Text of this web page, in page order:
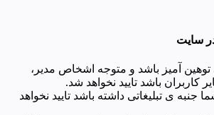
سایت
توهین آمیز باشد و متوجه اشخاص مدیر،
کاربران باشد تایید نخواهد شد.
جنبه ی تبلیغاتی داشته باشد تایید نخواهد